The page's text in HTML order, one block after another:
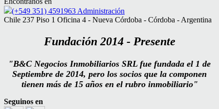
(+549 351) 4591963 Administración
Chile 237 Piso 1 Oficina 4 - Nueva Córdoba - Córdoba - Argentina
Fundación 2014 - Presente
"B&C Negocios Inmobiliarios SRL fue fundada el 1 de
Septiembre de 2014, pero los socios que la componen
tienen más de 15 años en el rubro inmobiliario"
Seguinos en